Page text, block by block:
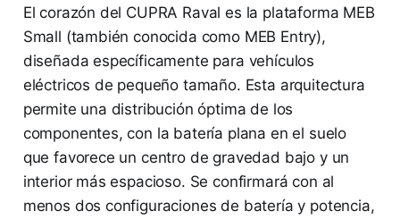
El corazón del CUPRA Raval es la plataforma MEB
Small (también conocida como MEB Entry),
diseñada específicamente para vehículos
eléctricos de pequeño tamaño. Esta arquitectura
permite una distribución óptima de los
componentes, con la batería plana en el suelo
que favorece un centro de gravedad bajo y un
interior más espacioso. Se confirmará con al
menos dos configuraciones de batería y potencia,